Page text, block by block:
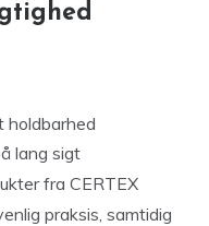
lang sigt
fra CERTEX
praksis, samtidig